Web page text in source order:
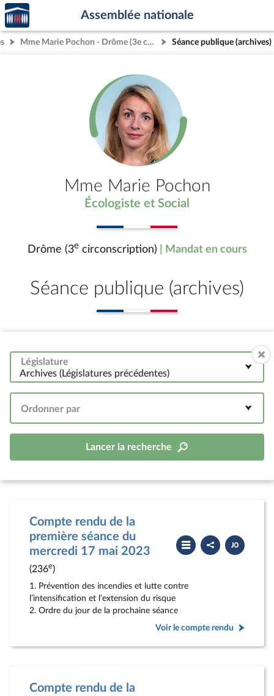
Aller au contenu
Aller en bas de la page
Accèder
à la
page
d'accueil
Assemblée nationale
Mme Marie Pochon - Drôme (3e circonscription) Séance publique (archives)
Mme Marie Pochon
Écologiste et Social
Drôme (3ecirconscription) | Mandat en cours
Séance publique (archives)
Législature
Archives (Législatures précédentes)
Ordonner par
Lancer la recherche
Compte rendu de la
première séance du
mercredi 17 mai 2023
(236e)
Partager
le
compte
Télécharger
le
PDF
1. Prévention des incendies et lutte contre
l’intensification et l’extension du risque
2. Ordre du jour de la prochaine séance
Voir le compte rendu
Compte rendu de la